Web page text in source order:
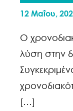
12 Μαΐου,
Ο
λύση στην
[…]